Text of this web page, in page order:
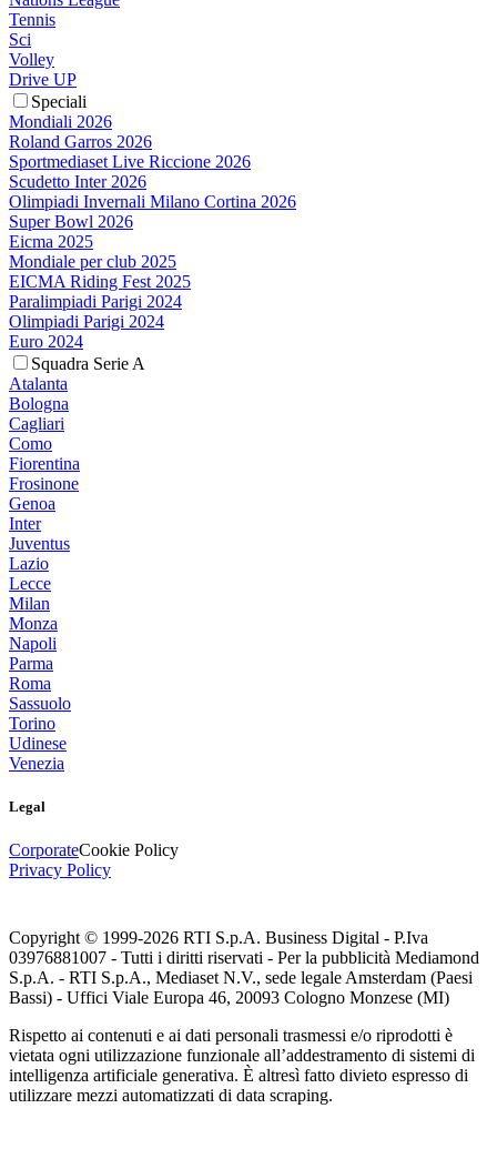
Tennis
Sci
Volley
Drive UP
Speciali
Mondiali 2026
Roland Garros 2026
Sportmediaset Live Riccione 2026
Scudetto Inter 2026
Olimpiadi Invernali Milano Cortina 2026
Super Bowl 2026
Eicma 2025
Mondiale per club 2025
EICMA Riding Fest 2025
Paralimpiadi Parigi 2024
Olimpiadi Parigi 2024
Euro 2024
Squadra Serie A
Atalanta
Bologna
Cagliari
Como
Fiorentina
Frosinone
Genoa
Inter
Juventus
Lazio
Lecce
Milan
Monza
Napoli
Parma
Roma
Sassuolo
Torino
Udinese
Venezia
Legal
CorporateCookie Policy
Privacy Policy
Copyright © 1999-2026 RTI S.p.A. Business Digital - P.Iva
03976881007 - Tutti i diritti riservati - Per la pubblicità Mediamond
S.p.A. - RTI S.p.A., Mediaset N.V., sede legale Amsterdam (Paesi
Bassi) - Uffici Viale Europa 46, 20093 Cologno Monzese (MI)
Rispetto ai contenuti e ai dati personali trasmessi e/o riprodotti è
vietata ogni utilizzazione funzionale all’addestramento di sistemi di
intelligenza artificiale generativa. È altresì fatto divieto espresso di
utilizzare mezzi automatizzati di data scraping.